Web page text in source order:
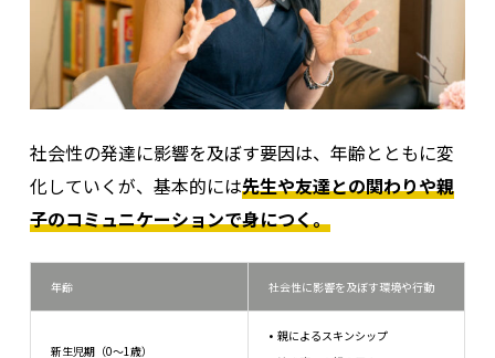
社会性の発達に影響を及ぼす要因は、年齢とともに変
化していくが、基本的には先生や友達との関わりや親
子のコミュニケーションで身につく。
年齢 社会性に影響を及ぼす環境や行動
新生児期（0～1歳）
親によるスキンシップ